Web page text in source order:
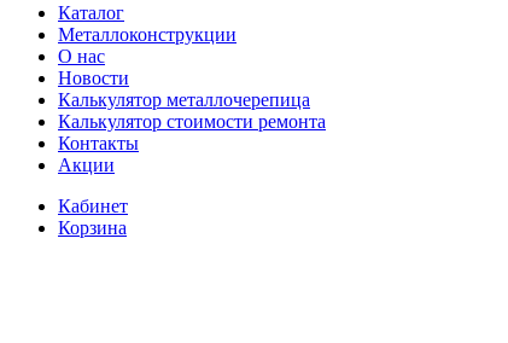
Каталог
Металлоконструкции
О нас
Новости
Калькулятор металлочерепица
Калькулятор стоимости ремонта
Контакты
Акции
Кабинет
Корзина